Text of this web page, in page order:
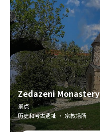
Zedazeni Monastery
景点
历史和考古遗址 · 宗教场所